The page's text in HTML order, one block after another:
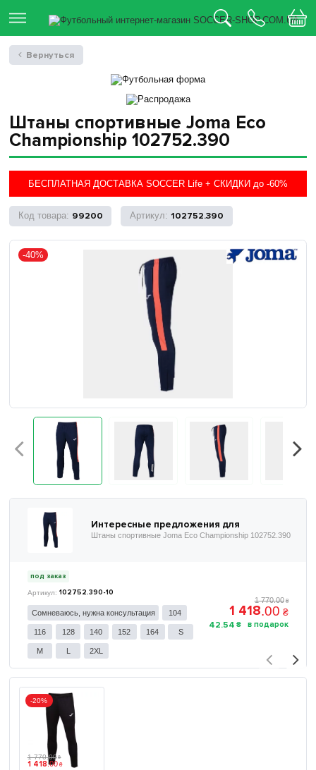
Штаны спортивные Joma Eco
Championship 102752.390
БЕСПЛАТНАЯ ДОСТАВКА SOCCER Life + СКИДКИ до -60%
99200 102752.390
-40%
Интересные предложения для
Штаны спортивные Joma Eco Championship 102752.390
под заказ
102752.390-10
Сомневаюсь, нужна консультация 104
116 128 140 152 164 S
M L 2XL
1 770.00 ₴
1 418.00 ₴
42.54 ₴
-20%
1 770.00 ₴
1 418.00 ₴
Вернуться